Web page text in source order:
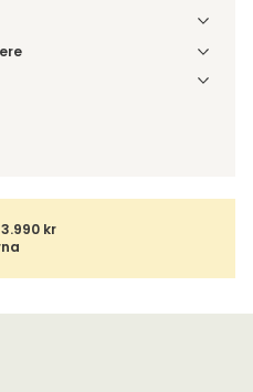
tomtgrænse. Inden levering
samlet.
kr